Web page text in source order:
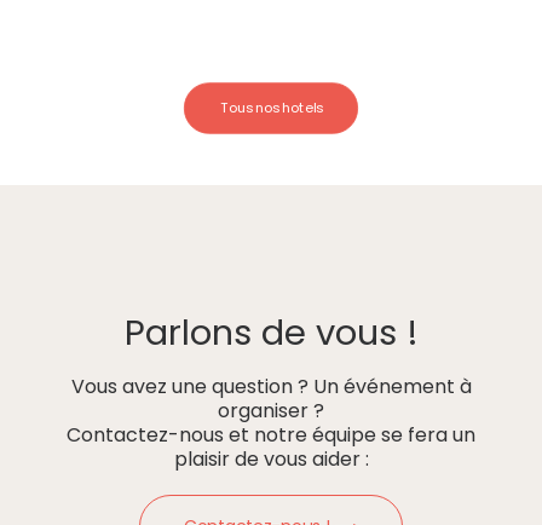
Tous nos hotels
Parlons de vous !
Vous avez une question ? Un événement à
organiser ?
Contactez-nous et notre équipe se fera un
plaisir de vous aider :